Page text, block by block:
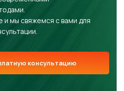
и мы свяжемся с вами для
консультацию